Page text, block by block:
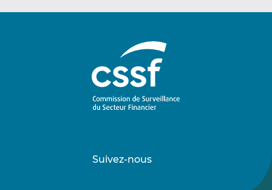
Suivez-nous